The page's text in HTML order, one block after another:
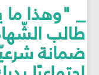
_ "وهذا ما
طالب
ضمانة